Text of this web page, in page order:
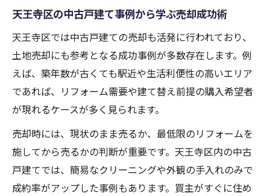
天王寺区の中古戸建て事例から学ぶ売却成功術
天王寺区では中古戸建ての売却も活発に行われており、
土地売却にも参考となる成功事例が多数存在します。例
えば、築年数が古くても駅近や生活利便性の高いエリア
であれば、リフォーム需要や建て替え前提の購入希望者
が現れるケースが多く見られます。
売却時には、現状のまま売るか、最低限のリフォームを
施してから売るかの判断が重要です。天王寺区内の中古
戸建てでは、簡易なクリーニングや外観の手入れのみで
成約率がアップした事例もあります。買主がすぐに住め